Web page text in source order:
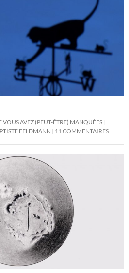
VOUS AVEZ (PEUT-ÊTRE) MANQUÉES
FELDMANN 11 COMMENTAIRES